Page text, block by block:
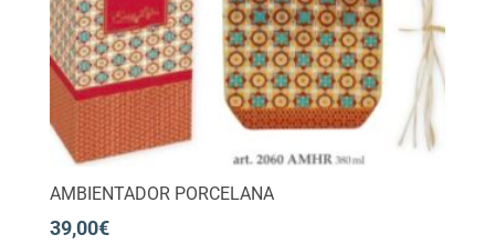
AMBIENTADOR PORCELANA
39,00€